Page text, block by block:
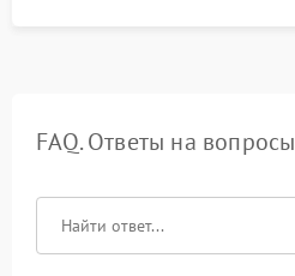
FAQ. Ответы на вопросы